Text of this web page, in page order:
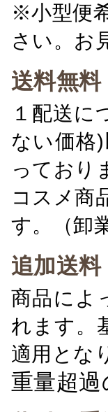
※小型便
さい。お
送料無料
１配送に
ない価格
っており
コスメ商
す。（卸
追加送料
商品によ
れます。
適用とな
重量超